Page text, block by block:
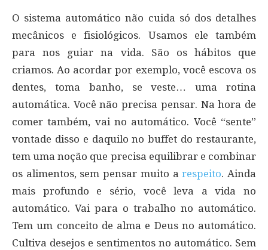
O sistema automático não cuida só dos detalhes
mecânicos e fisiológicos. Usamos ele também
para nos guiar na vida. São os hábitos que
criamos. Ao acordar por exemplo, você escova os
dentes, toma banho, se veste… uma rotina
automática. Você não precisa pensar. Na hora de
comer também, vai no automático. Você “sente”
vontade disso e daquilo no buffet do restaurante,
tem uma noção que precisa equilibrar e combinar
os alimentos, sem pensar muito arespeito. Ainda
mais profundo e sério, você leva a vida no
automático. Vai para o trabalho no automático.
Tem um conceito de alma e Deus no automático.
Cultiva desejos e sentimentos no automático. Sem